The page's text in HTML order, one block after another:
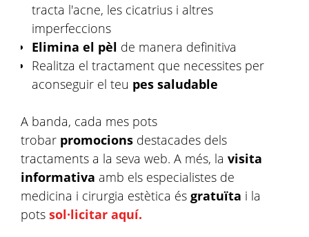
tracta l'acne, les cicatrius i altres
imperfeccions
Elimina el pèl de manera definitiva
Realitza el tractament que necessites per
aconseguir el teu pes saludable
A banda, cada mes pots
trobar promocions destacades dels
tractaments a la seva web. A més, la visita
informativa amb els especialistes de
medicina i cirurgia estètica és gratuïta i la
pots sol·licitar aquí.